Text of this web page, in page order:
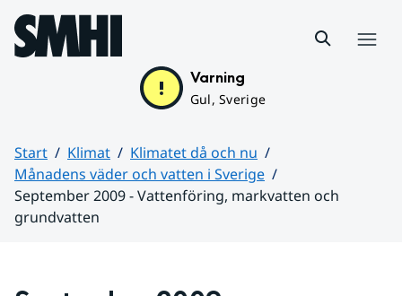
Hoppa till sidans innehåll
Varning
Gul, Sverige
Start Klimat
Klimatet då och nu
Månadens väder och vatten i Sverige
September 2009 - Vattenföring, markvatten och
grundvatten